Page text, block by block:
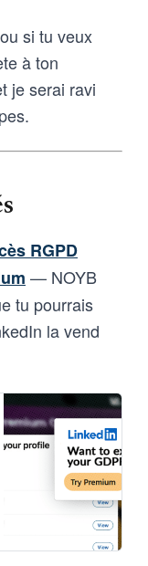
si tu veux
à ton
je serai ravi
RGPD
— NOYB
tu pourrais
la vend